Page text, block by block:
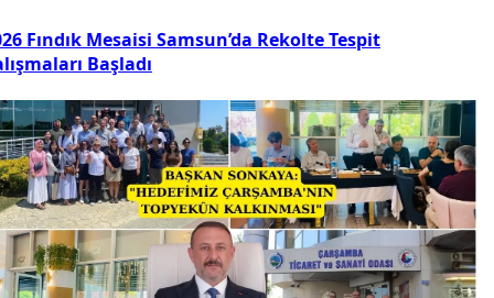
Fındık Mesaisi Samsun’da Rekolte Tespit
Başladı